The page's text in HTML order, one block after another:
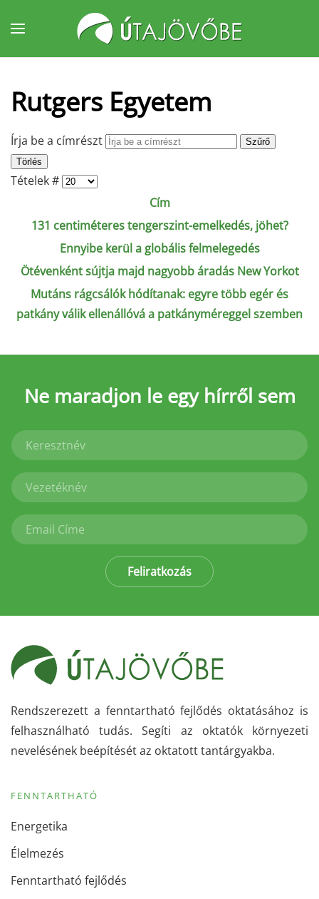
Fő tartalom átugrása
Rutgers Egyetem
Írja be a címrészt
Szűrő
Törlés
Tételek #
Cím
131 centiméteres tengerszint-emelkedés, jöhet?
Ennyibe kerül a globális felmelegedés
Ötévenként sújtja majd nagyobb áradás New Yorkot
Mutáns rágcsálók hódítanak: egyre több egér és
patkány válik ellenállóvá a patkányméreggel szemben
Ne maradjon le egy hírről sem
Feliratkozás
Rendszerezett a fenntartható fejlődés oktatásához is
felhasználható tudás. Segíti az oktatók környezeti
nevelésének beépítését az oktatott tantárgyakba.
FENNTARTHATÓ
Energetika
Élelmezés
Fenntartható fejlődés